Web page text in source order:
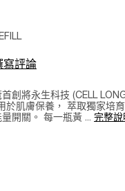
寫評論
創將永生科技 (CELL
於肌膚保養， 萃取獨家培
開關。 每一瓶黃 ... 完整說